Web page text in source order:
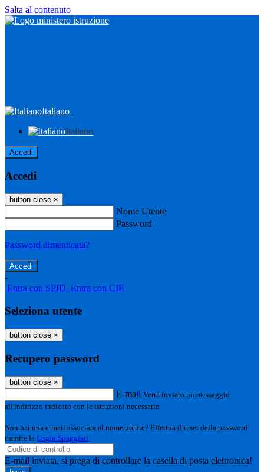
Salta al contenuto
Italiano
Italiano
Accedi
Accedi
button close ×
Nome Utente
Password
Password dimenticata?
-
Entra con SPID Entra con CIE
Seleziona utente
button close ×
Recupero password
button close ×
E-mail Verrà inviato un messaggio
all'indirizzo indicato con le istruzioni necessarie.
Non hai una e-mail associata al nome utente? Effettua il reset della password
tramite la Login Spaggiari
E-mail inviata, si prega di controllare la casella di posta elettronica!